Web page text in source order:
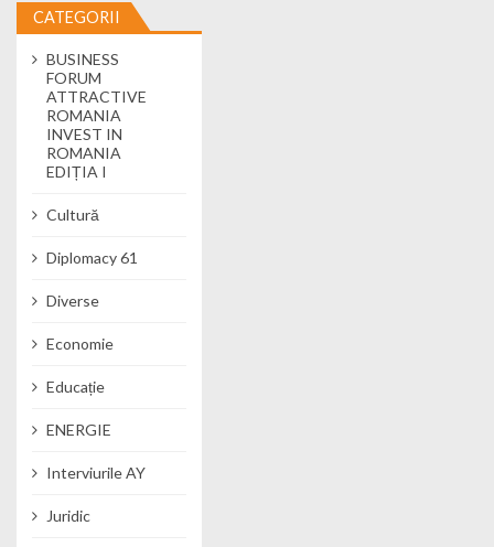
CATEGORII
BUSINESS
FORUM
ATTRACTIVE
ROMANIA
INVEST IN
ROMANIA
EDIȚIA I
Cultură
Diplomacy 61
Diverse
Economie
Educație
ENERGIE
Interviurile AY
Juridic